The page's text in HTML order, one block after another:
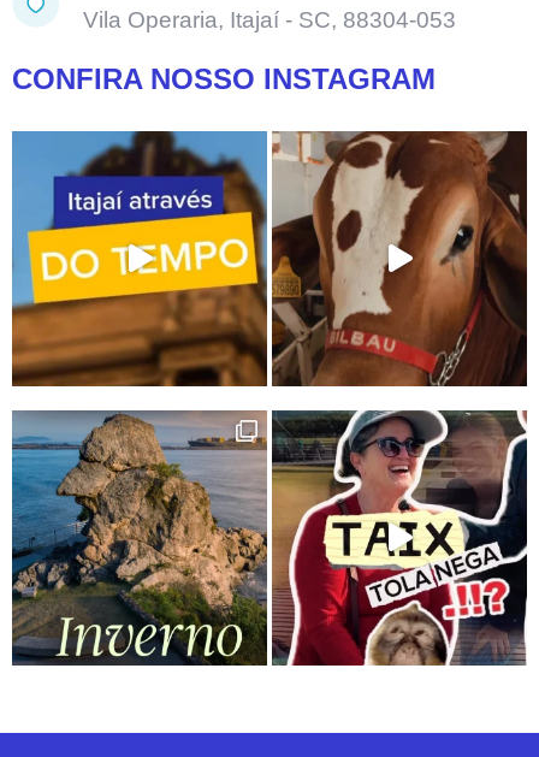
Vila Operaria, Itajaí - SC, 88304-053
CONFIRA NOSSO INSTAGRAM